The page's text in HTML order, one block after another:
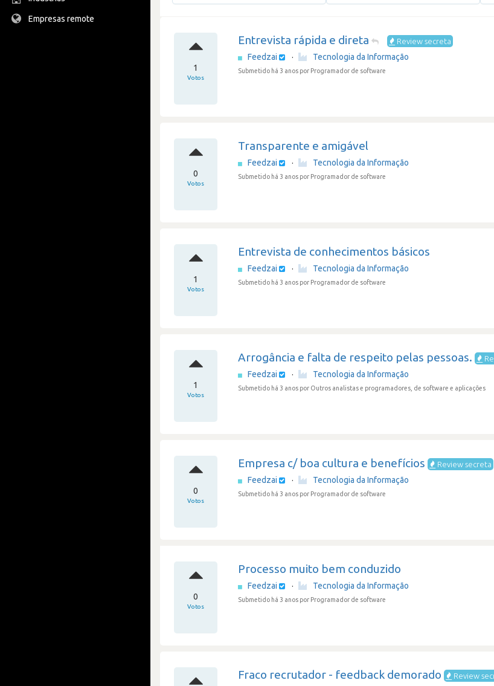
Empresas remote
1
Votos
Entrevista rápida e direta Review secreta
Feedzai · Tecnologia da Informação
Submetido há 3 anos por Programador de software
0
Votos
Transparente e amigável
Feedzai · Tecnologia da Informação
Submetido há 3 anos por Programador de software
1
Votos
Entrevista de conhecimentos básicos
Feedzai · Tecnologia da Informação
Submetido há 3 anos por Programador de software
1
Votos
Arrogância e falta de respeito pelas pessoas.
Feedzai · Tecnologia da Informação
Submetido há 3 anos por Outros analistas e programadores, de software e aplicações
0
Votos
Empresa c/ boa cultura e benefícios Review secreta
Feedzai · Tecnologia da Informação
Submetido há 3 anos por Programador de software
0
Votos
Processo muito bem conduzido
Feedzai · Tecnologia da Informação
Submetido há 3 anos por Programador de software
Fraco recrutador - feedback demorado Review